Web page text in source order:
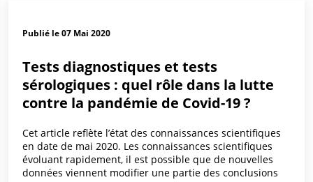
Publié le 07 Mai 2020
Tests diagnostiques et tests
sérologiques : quel rôle dans la lutte
contre la pandémie de Covid-19 ?
Cet article reflète l’état des connaissances scientifiques
en date de mai 2020. Les connaissances scientifiques
évoluant rapidement, il est possible que de nouvelles
données viennent modifier une partie des conclusions